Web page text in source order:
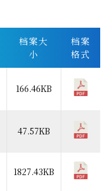
档案大
小
档案
格式
166.46KB
47.57KB
1827.43KB